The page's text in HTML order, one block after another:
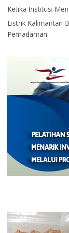
Ketika Institusi
Listrik Kalimantan
Pemadaman